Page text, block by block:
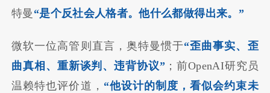
特曼 “是个反社会人格者。他什么都做得出来。”
微软一位高管则直言，奥特曼惯于“歪曲事实、歪
曲真相、重新谈判、违背协议” ；前OpenAI研究员
温赖特也评价道， “他设计的制度，看似会约束未